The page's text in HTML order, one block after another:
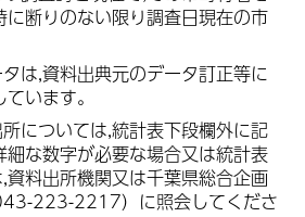
断りのない限り調査日現在の市
は,資料出典元のデータ訂正等に
います。
については,統計表下段欄外に記
細な数字が必要な場合又は統計表
資料出所機関又は千葉県総合企画
223-2217）に照会してくださ